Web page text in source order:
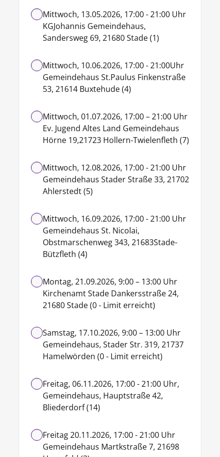
Mittwoch, 13.05.2026, 17:00 - 21:00 Uhr
KGJohannis Gemeindehaus,
Sandersweg 69, 21680 Stade (1)
Mittwoch, 10.06.2026, 17:00 - 21:00Uhr
Gemeindehaus St.Paulus Finkenstraße
53, 21614 Buxtehude (4)
Mittwoch, 01.07.2026, 17:00 – 21:00 Uhr
Ev. Jugend Altes Land Gemeindehaus
Hörne 19,21723 Hollern-Twielenfleth (7)
Mittwoch, 12.08.2026, 17:00 - 21:00 Uhr
Gemeindehaus Stader Straße 33, 21702
Ahlerstedt (5)
Mittwoch, 16.09.2026, 17:00 - 21:00 Uhr
Gemeindehaus St. Nicolai,
Obstmarschenweg 343, 21683Stade-
Bützfleth (4)
Montag, 21.09.2026, 9:00 – 13:00 Uhr
Kirchenamt Stade Dankersstraße 24,
21680 Stade (0 - Limit erreicht)
Samstag, 17.10.2026, 9:00 – 13:00 Uhr
Gemeindehaus, Stader Str. 319, 21737
Hamelwörden (0 - Limit erreicht)
Freitag, 06.11.2026, 17:00 - 21:00 Uhr,
Gemeindehaus, Hauptstraße 42,
Bliederdorf (14)
Freitag 20.11.2026, 17:00 - 21:00 Uhr
Gemeindehaus Martkstraße 7, 21698